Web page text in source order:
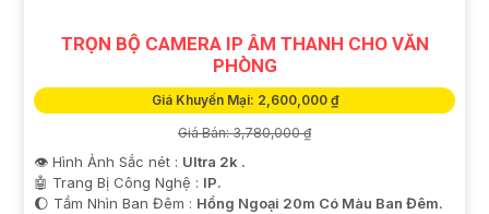
TRỌN BỘ CAMERA IP ÂM THANH CHO VĂN
PHÒNG
Giá Khuyến Mại: 2,600,000 ₫
Giá Bán: 3,780,000 ₫
👁 Hình Ảnh Sắc nét : Ultra 2k .
🤖️ Trang Bị Công Nghệ : IP.
🌔 Tầm Nhìn Ban Đêm : Hồng Ngoại 20m Có Màu Ban Đêm.